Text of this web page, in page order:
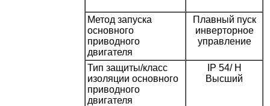
Метод запуска
основного
приводного
двигателя
Плавный пуск
инверторное
управление
Тип защиты/класс
изоляции основного
приводного
двигателя
IP 54/ H
Высший